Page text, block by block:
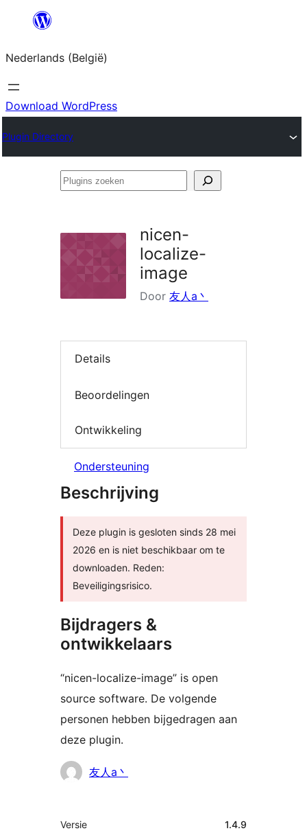
Spring
de
inhoud
Nederlands (België)
Download WordPress
Plugin Directory
Plugins
nicen-
localize-
image
Door 友人a丶
Details
Beoordelingen
Ontwikkeling
Ondersteuning
Beschrijving
Deze plugin is gesloten sinds 28 mei
2026 en is niet beschikbaar om te
downloaden. Reden:
Beveiligingsrisico.
Bijdragers &
ontwikkelaars
“nicen-localize-image” is open
source software. De volgende
personen hebben bijgedragen aan
deze plugin.
Bijdragers友人a丶
Meta
Versie 1.4.9